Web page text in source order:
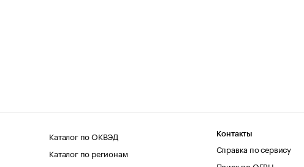
Каталог по ОКВЭД
Каталог по регионам
Контакты
Справка по сервису